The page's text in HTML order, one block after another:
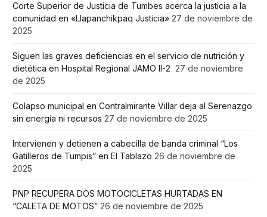
Corte Superior de Justicia de Tumbes acerca la justicia a la
comunidad en «Llapanchikpaq Justicia» 27 de noviembre de
2025
Siguen las graves deficiencias en el servicio de nutrición y
dietética en Hospital Regional JAMO II-2 27 de noviembre
de 2025
Colapso municipal en Contralmirante Villar deja al Serenazgo
sin energía ni recursos 27 de noviembre de 2025
Intervienen y detienen a cabecilla de banda criminal “Los
Gatilleros de Tumpis” en El Tablazo 26 de noviembre de
2025
PNP RECUPERA DOS MOTOCICLETAS HURTADAS EN
“CALETA DE MOTOS” 26 de noviembre de 2025